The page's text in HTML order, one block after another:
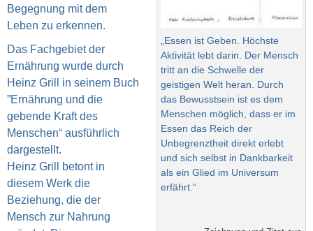
„Essen ist Geben. Höchste
Aktivität lebt darin. Der Mensch
tritt an die Schwelle der
geistigen Welt heran. Durch
das Bewusstsein ist es dem
Menschen möglich, dass er im
Essen das Reich der
Unbegrenztheit direkt erlebt
und sich selbst in Dankbarkeit
als ein Glied im Universum
erfährt.“
Begegnung mit dem
Leben zu erkennen.
Das Fachgebiet der
Ernährung wurde durch
Heinz Grill in seinem Buch
”Ernährung und die
gebende Kraft des
Menschen“ ausführlich
dargestellt.
Heinz Grill betont in
diesem Werk die
Beziehung, die der
Mensch zur Nahrung